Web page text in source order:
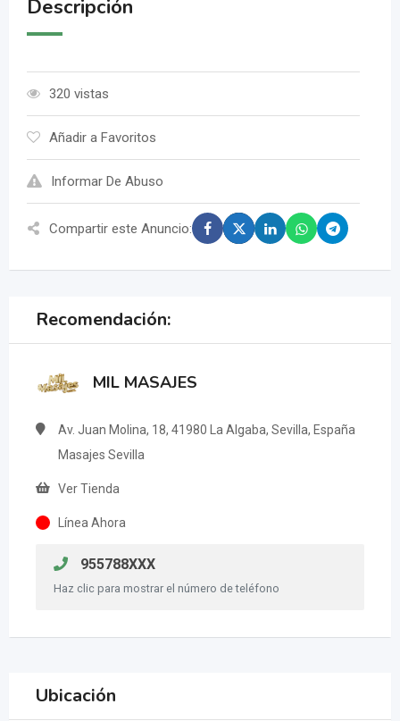
Descripción
320 vistas
Añadir a Favoritos
Informar De Abuso
Compartir este Anuncio:
Recomendación:
MIL MASAJES
Av. Juan Molina, 18, 41980 La Algaba, Sevilla, España
Masajes Sevilla
Ver Tienda
Línea Ahora
955788XXX
Haz clic para mostrar el número de teléfono
Ubicación